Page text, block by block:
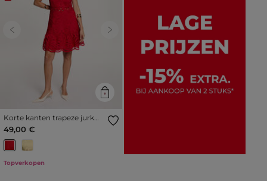
Previous Next
Korte kanten trapeze jurk
rood vrouw
49,00 €
Topverkopen